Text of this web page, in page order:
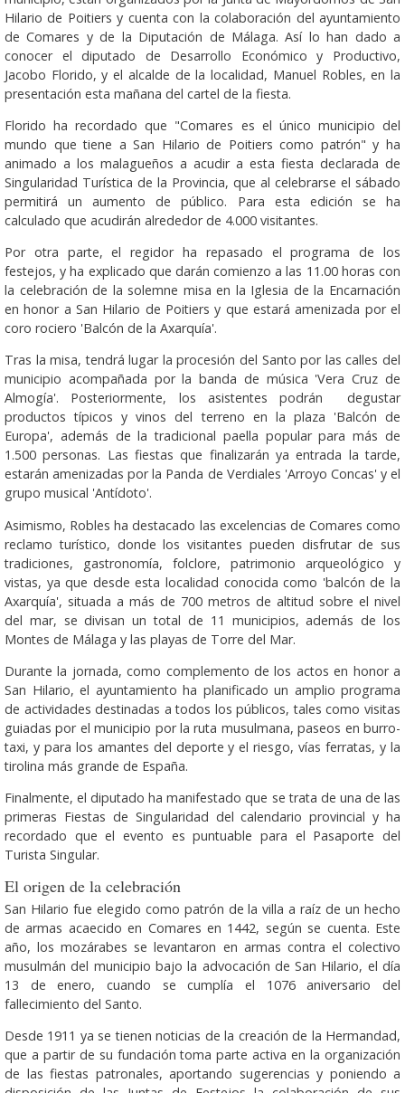
Hilario de Poitiers y cuenta con la colaboración del ayuntamiento
de Comares y de la Diputación de Málaga. Así lo han dado a
conocer el diputado de Desarrollo Económico y Productivo,
Jacobo Florido, y el alcalde de la localidad, Manuel Robles, en la
presentación esta mañana del cartel de la fiesta.
Florido ha recordado que "Comares es el único municipio del
mundo que tiene a San Hilario de Poitiers como patrón" y ha
animado a los malagueños a acudir a esta fiesta declarada de
Singularidad Turística de la Provincia, que al celebrarse el sábado
permitirá un aumento de público. Para esta edición se ha
calculado que acudirán alrededor de 4.000 visitantes.
Por otra parte, el regidor ha repasado el programa de los
festejos, y ha explicado que darán comienzo a las 11.00 horas con
la celebración de la solemne misa en la Iglesia de la Encarnación
en honor a San Hilario de Poitiers y que estará amenizada por el
coro rociero 'Balcón de la Axarquía'.
Tras la misa, tendrá lugar la procesión del Santo por las calles del
municipio acompañada por la banda de música 'Vera Cruz de
Almogía'. Posteriormente, los asistentes podrán degustar
productos típicos y vinos del terreno en la plaza 'Balcón de
Europa', además de la tradicional paella popular para más de
1.500 personas. Las fiestas que finalizarán ya entrada la tarde,
estarán amenizadas por la Panda de Verdiales 'Arroyo Concas' y el
grupo musical 'Antídoto'.
Asimismo, Robles ha destacado las excelencias de Comares como
reclamo turístico, donde los visitantes pueden disfrutar de sus
tradiciones, gastronomía, folclore, patrimonio arqueológico y
vistas, ya que desde esta localidad conocida como 'balcón de la
Axarquía', situada a más de 700 metros de altitud sobre el nivel
del mar, se divisan un total de 11 municipios, además de los
Montes de Málaga y las playas de Torre del Mar.
Durante la jornada, como complemento de los actos en honor a
San Hilario, el ayuntamiento ha planificado un amplio programa
de actividades destinadas a todos los públicos, tales como visitas
guiadas por el municipio por la ruta musulmana, paseos en burro-
taxi, y para los amantes del deporte y el riesgo, vías ferratas, y la
tirolina más grande de España.
Finalmente, el diputado ha manifestado que se trata de una de las
primeras Fiestas de Singularidad del calendario provincial y ha
recordado que el evento es puntuable para el Pasaporte del
Turista Singular.
El origen de la celebración
San Hilario fue elegido como patrón de la villa a raíz de un hecho
de armas acaecido en Comares en 1442, según se cuenta. Este
año, los mozárabes se levantaron en armas contra el colectivo
musulmán del municipio bajo la advocación de San Hilario, el día
13 de enero, cuando se cumplía el 1076 aniversario del
fallecimiento del Santo.
Desde 1911 ya se tienen noticias de la creación de la Hermandad,
que a partir de su fundación toma parte activa en la organización
de las fiestas patronales, aportando sugerencias y poniendo a